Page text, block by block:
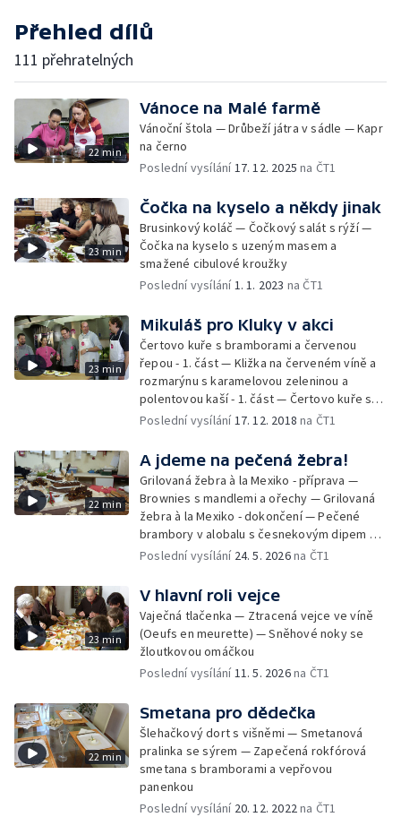
Přehled dílů
111 přehratelných
22 min
Vánoce na Malé farmě
Vánoční štola — Drůbeží játra v sádle — Kapr
na černo
Poslední vysílání17. 12. 2025 na ČT1
23 min
Čočka na kyselo a někdy jinak
Brusinkový koláč — Čočkový salát s rýží —
Čočka na kyselo s uzeným masem a
smažené cibulové kroužky
Poslední vysílání1. 1. 2023 na ČT1
23 min
Mikuláš pro Kluky v akci
Čertovo kuře s bramborami a červenou
řepou - 1. část — Kližka na červeném víně a
rozmarýnu s karamelovou zeleninou a
polentovou kaší - 1. část — Čertovo kuře s
bramborami a červenou řepou - 2. část —
karamelovou zeleninou a polentovou kaší -
2. část — Marcipánové brambory a hrozny s
vinnou pěnou
Poslední vysílání17. 12. 2018 na ČT1
22 min
A jdeme na pečená žebra!
Grilovaná žebra à la Mexiko - příprava —
Brownies s mandlemi a ořechy — Grilovaná
žebra à la Mexiko - dokončení — Pečené
brambory v alobalu s česnekovým dipem —
Barbecue omáčka
Poslední vysílání 24. 5. 2026na ČT1
23 min
V hlavní roli vejce
Vaječná tlačenka — Ztracená vejce ve víně
(Oeufs en meurette) — Sněhové noky se
žloutkovou omáčkou
Poslední vysílání11. 5. 2026na ČT1
22 min
Smetana pro dědečka
Šlehačkový dort s višněmi — Smetanová
pralinka se sýrem — Zapečená rokfórová
smetana s bramborami a vepřovou
panenkou
Poslední vysílání 20. 12. 2022na ČT1